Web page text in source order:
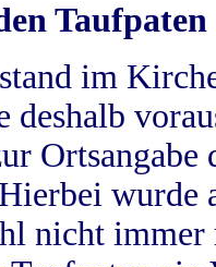
Taufpaten
im
wurde
nicht